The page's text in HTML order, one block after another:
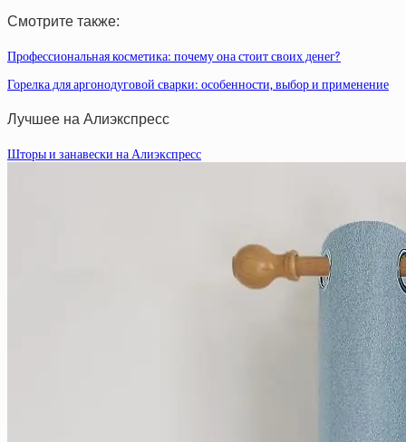
Смотрите также:
Профессиональная косметика: почему она стоит своих денег?
Горелка для аргонодуговой сварки: особенности, выбор и применение
Лучшее на Алиэкспресс
Шторы и занавески на Алиэкспресс